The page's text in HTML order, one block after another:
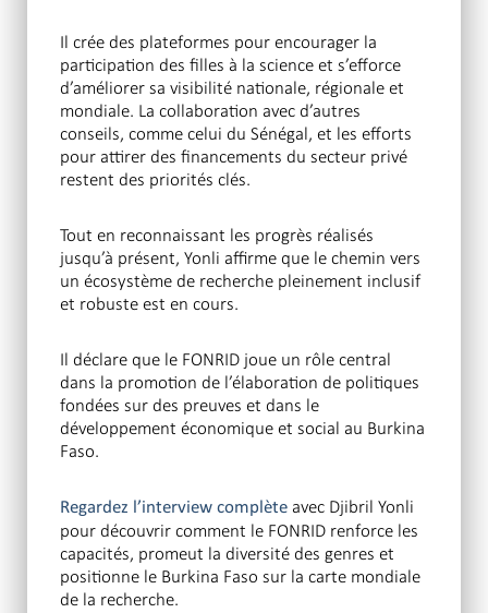
Il crée des plateformes pour encourager la
participation des filles à la science et s’efforce
d’améliorer sa visibilité nationale, régionale et
mondiale. La collaboration avec d’autres
conseils, comme celui du Sénégal, et les efforts
pour attirer des financements du secteur privé
restent des priorités clés.
Tout en reconnaissant les progrès réalisés
jusqu’à présent, Yonli affirme que le chemin vers
un écosystème de recherche pleinement inclusif
et robuste est en cours.
Il déclare que le FONRID joue un rôle central
dans la promotion de l’élaboration de politiques
fondées sur des preuves et dans le
développement économique et social au Burkina
Faso.
Regardez l’interview complète avec Djibril Yonli
pour découvrir comment le FONRID renforce les
capacités, promeut la diversité des genres et
positionne le Burkina Faso sur la carte mondiale
de la recherche.